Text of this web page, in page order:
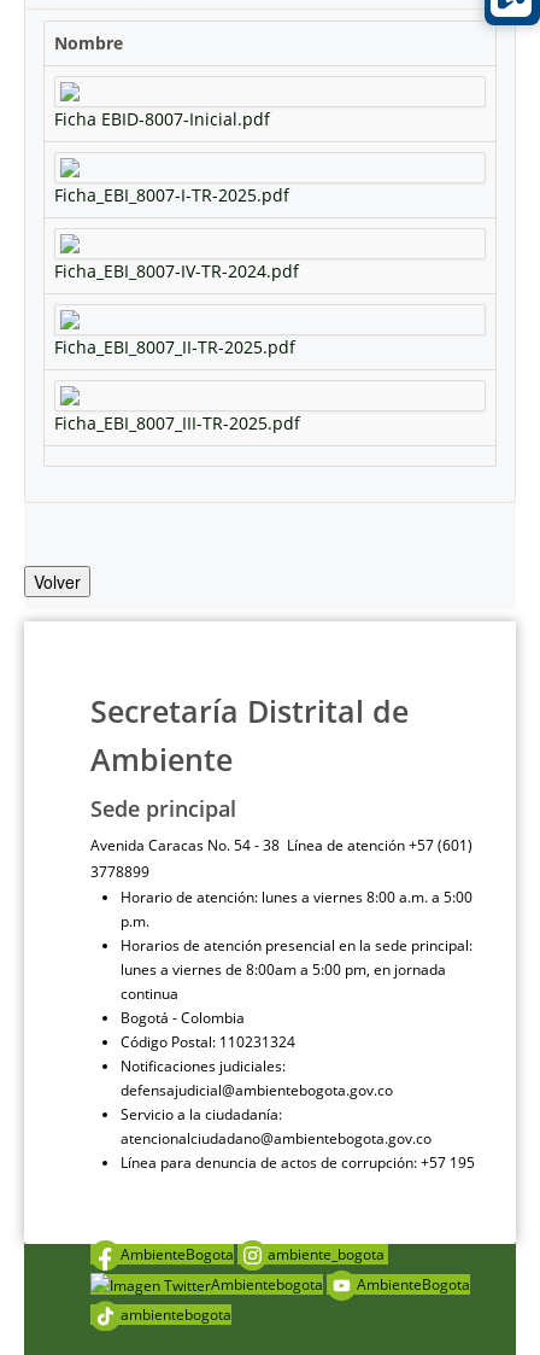
Nombre
Ficha EBID-8007-Inicial.pdf
Ficha_EBI_8007-I-TR-2025.pdf
Ficha_EBI_8007-IV-TR-2024.pdf
Ficha_EBI_8007_II-TR-2025.pdf
Ficha_EBI_8007_III-TR-2025.pdf
Volver
Secretaría Distrital de
Ambiente
Sede principal
Avenida Caracas No. 54 - 38 Línea de atención +57 (601)
3778899
Horario de atención: lunes a viernes 8:00 a.m. a 5:00
p.m.
Horarios de atención presencial en la sede principal:
lunes a viernes de 8:00am a 5:00 pm, en jornada
continua
Bogotá - Colombia
Código Postal: 110231324
Notificaciones judiciales:
defensajudicial@ambientebogota.gov.co
Servicio a la ciudadanía:
atencionalciudadano@ambientebogota.gov.co
Línea para denuncia de actos de corrupción: +57 195
AmbienteBogota
ambiente_bogota
Ambientebogota
AmbienteBogota
ambientebogota